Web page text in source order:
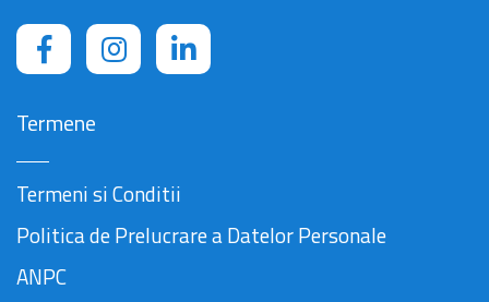
Termene
Termeni si Conditii
Politica de Prelucrare a Datelor Personale
ANPC